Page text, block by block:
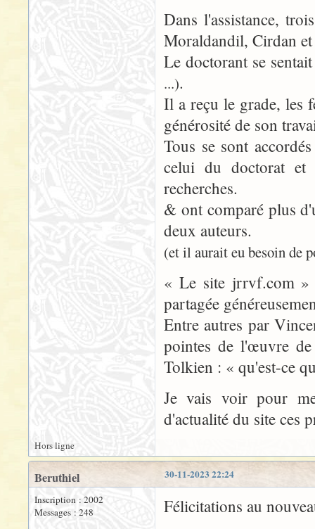
Dans l'assistance,
Moraldandil, Cirdan
Le doctorant se
...).
Il a reçu le grade, les
générosité de son
Tous se sont
celui du doctorat et
recherches.
& ont comparé plus
deux auteurs.
(et il aurait eu besoin de
« Le site jrrvf.com »
partagée
Entre autres par
pointes de l'œuvre de
Tolkien : « qu'est-ce
Je vais voir pour
d'actualité du site ces
Hors ligne
30-11-2023 22:24
Beruthiel
Inscription : 2002
Messages : 248
Félicitations au